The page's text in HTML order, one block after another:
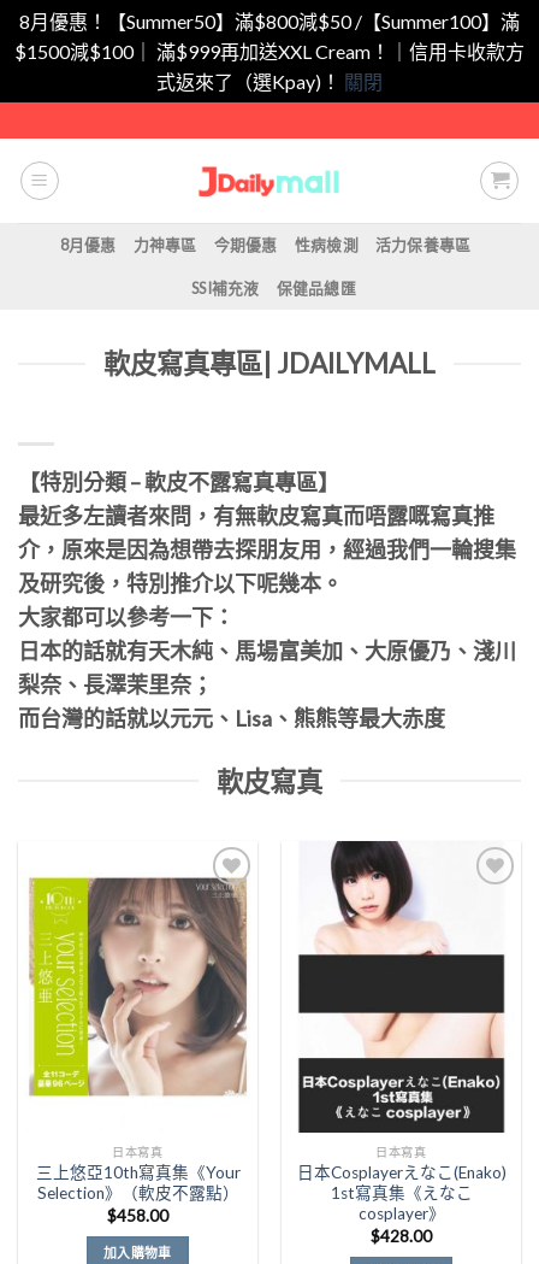
8月優惠！【Summer50】滿$800減$50 /【Summer100】滿
$1500減$100｜ 滿$999再加送XXL Cream！｜信用卡收款方
式返來了（選Kpay)！ 關閉
to
content
8月優惠 力神專區 今期優惠 性病檢測 活力保養專區
SSI補充液 保健品總匯
軟皮寫真專區| JDAILYMALL
【特別分類 – 軟皮不露寫真專區】
最近多左讀者來問，有無軟皮寫真而唔露嘅寫真推
介，原來是因為想帶去探朋友用，經過我們一輪搜集
及研究後，特別推介以下呢幾本。
大家都可以參考一下：
日本的話就有天木純、馬場富美加、大原優乃、淺川
梨奈、長澤茉里奈；
而台灣的話就以元元、Lisa、熊熊等最大赤度
軟皮寫真
Add to
Wishlist
日本寫真
三上悠亞10th寫真集《Your
Selection》（軟皮不露點）
$458.00
加入購物車
Wishlist
日本寫真
日本Cosplayerえなこ(Enako)
1st寫真集《えなこ
cosplayer》
$428.00